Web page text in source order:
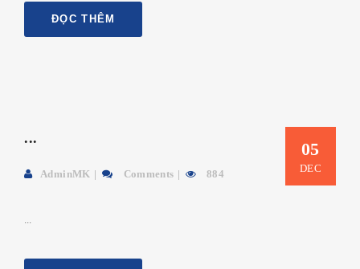
ĐỌC THÊM
05
DEC
...
AdminMK Comments 884
...